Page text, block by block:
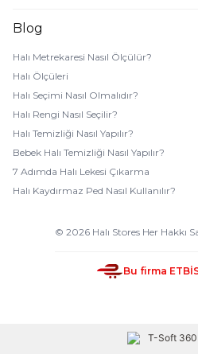
Blog
Halı Metrekaresi Nasıl Ölçülür?
Halı Ölçüleri
Halı Seçimi Nasıl Olmalıdır?
Halı Rengi Nasıl Seçilir?
Halı Temizliği Nasıl Yapılır?
Bebek Halı Temizliği Nasıl Yapılır?
7 Adımda Halı Lekesi Çıkarma
Halı Kaydırmaz Ped Nasıl Kullanılır?
© 2026 Halı Stores Her Hakkı
Bu firma